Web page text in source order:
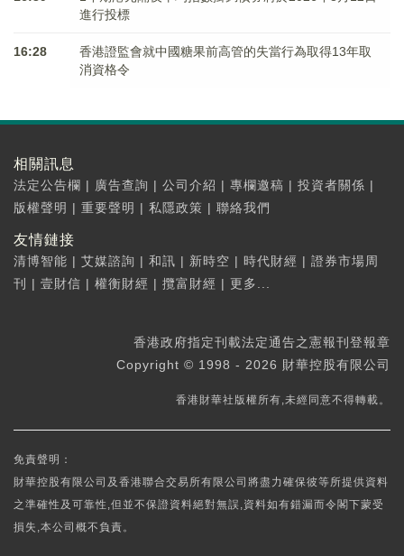
進行投標
16:28
香港證監會就中國糖果前高管的失當行為取得13年取
消資格令
相關訊息
法定公告欄 | 廣告查詢 | 公司介紹 | 專欄邀稿 | 投資者關係 |
版權聲明 | 重要聲明 | 私隱政策 | 聯絡我們
友情鏈接
清博智能 | 艾媒諮詢 | 和訊 | 新時空 | 時代財經 | 證券市場周
刊
| 壹財信 | 權衡財經 | 攬富財經 | 更多...
香港政府指定刊載法定通告之憲報刊登報章
Copyright © 1998 - 2026 財華控股有限公司
香港財華社版權所有,未經同意不得轉載。
免責聲明：
財華控股有限公司及香港聯合交易所有限公司將盡力確保彼等所提供資料
之準確性及可靠性,但並不保證資料絕對無誤,資料如有錯漏而令閣下蒙受
損失,本公司概不負責。